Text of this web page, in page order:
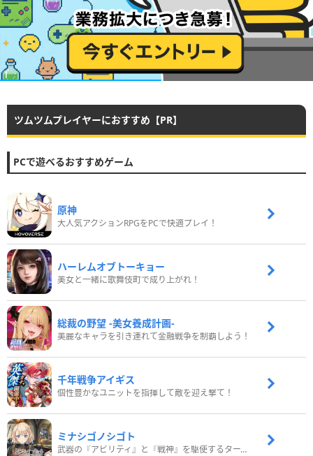
ツムツムプレイヤーにおすすめ【PR】
PCで遊べるおすすめゲーム
原神
大人気アクションRPGをPCで快適プレイ！
ハーレムオブトーキョー
美女と一緒に歌舞伎町で成り上がれ！
総裁の野望 -美女養成計画-
美麗なキャラを引き連れて金融戦争を制覇しよう！
千年戦争アイギス
個性豊かなユニットを指揮して敵を迎え撃て！
ミナシゴノシゴト
武器の『アビリティ』と『戦神』を駆使するターン制コマンドバトルRPG！